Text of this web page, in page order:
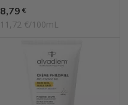
Prix
8,79 €
11,72 €/100mL